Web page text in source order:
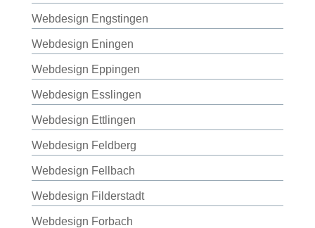
Webdesign Engstingen
Webdesign Eningen
Webdesign Eppingen
Webdesign Esslingen
Webdesign Ettlingen
Webdesign Feldberg
Webdesign Fellbach
Webdesign Filderstadt
Webdesign Forbach